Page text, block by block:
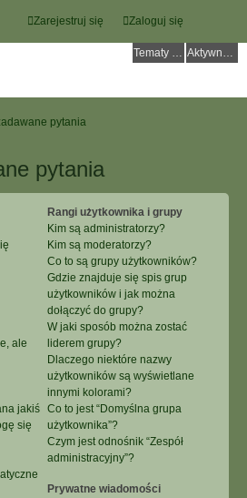
Zaloguj się
Zarejestruj się
Tematy bez odpowiedzi Aktywne tematy
pytania
pytania
ale
jakiś
się
Rangi użytkownika i grupy
Kim są administratorzy?
Kim są moderatorzy?
Co to są grupy użytkowników?
Gdzie znajduje się spis grup
użytkowników i jak można
dołączyć do grupy?
W jaki sposób można zostać
liderem grupy?
Dlaczego niektóre nazwy
użytkowników są wyświetlane
innymi kolorami?
Co to jest “Domyślna grupa
użytkownika”?
Czym jest odnośnik “Zespół
administracyjny”?
Prywatne wiadomości